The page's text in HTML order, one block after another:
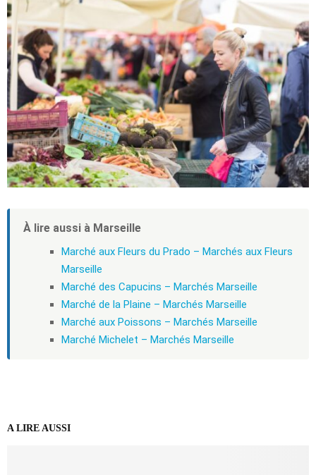
À lire aussi à Marseille
Marché aux Fleurs du Prado – Marchés aux Fleurs
Marseille
Marché des Capucins – Marchés Marseille
Marché de la Plaine – Marchés Marseille
Marché aux Poissons – Marchés Marseille
Marché Michelet – Marchés Marseille
A LIRE AUSSI